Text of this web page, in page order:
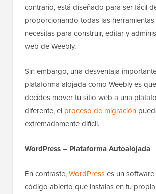
contrario, está diseñado para ser fácil
proporcionando todas las
necesitas para construir, editar y
web de Weebly.
Sin embargo, una desventaja
plataforma alojada como Weebly es
decides mover tu sitio web a una
diferente, el proceso de migración
extremadamente difícil.
WordPress – Plataforma Autoalojada
En contraste,WordPresses un
código abierto que instalas en tu